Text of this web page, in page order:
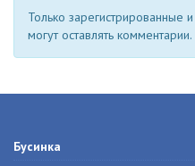
Только зарегистрированные
могут оставлять комментарии.
Бусинка